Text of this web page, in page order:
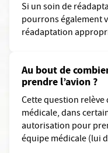
Si un soin de
pourrons également
réadaptation
Au bout de
prendre l’avion ?
Cette question
médicale, dans
autorisation pour
équipe médicale (lui